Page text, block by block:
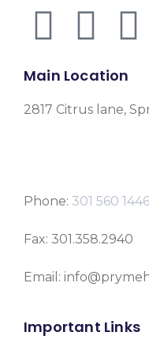
Main Location
2817 Citrus lane,
Phone: 301 560 1446
Fax: 301.358.2940
Email:
Important Links